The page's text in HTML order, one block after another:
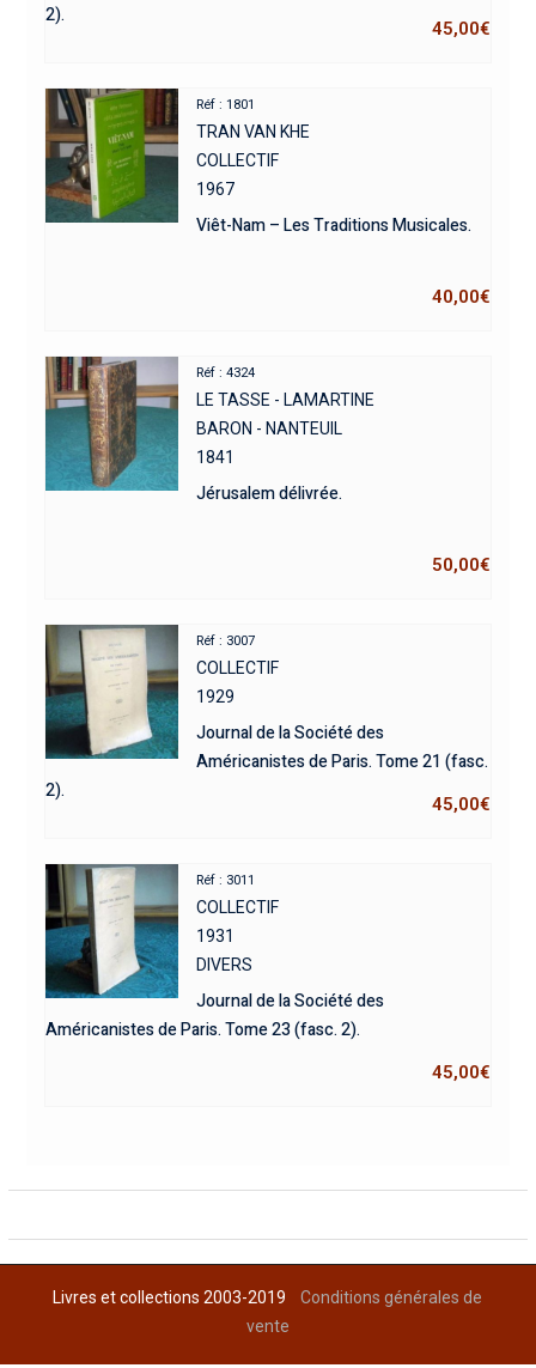
2).
45,00€
Réf : 1801
TRAN VAN KHE
COLLECTIF
1967
Viêt-Nam – Les Traditions Musicales.
40,00€
Réf : 4324
LE TASSE - LAMARTINE
BARON - NANTEUIL
1841
Jérusalem délivrée.
50,00€
Réf : 3007
COLLECTIF
1929
Journal de la Société des
Américanistes de Paris. Tome 21 (fasc.
2).
45,00€
Réf : 3011
COLLECTIF
1931
DIVERS
Journal de la Société des
Américanistes de Paris. Tome 23 (fasc. 2).
45,00€
Livres et collections 2003-2019Conditions générales de
vente